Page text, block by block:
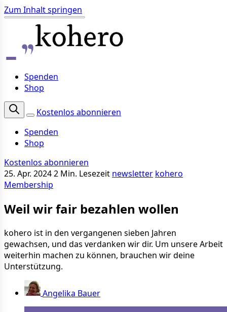
Zum Inhalt springen
Spenden
Shop
Kostenlos abonnieren
Spenden
Shop
Kostenlos abonnieren
25. Apr. 20242 Min. Lesezeit newsletter kohero
Membership
Weil wir fair bezahlen wollen
kohero ist in den vergangenen sieben Jahren
gewachsen, und das verdanken wir dir. Um unsere Arbeit
weiterhin machen zu können, brauchen wir deine
Unterstützung.
Angelika Bauer